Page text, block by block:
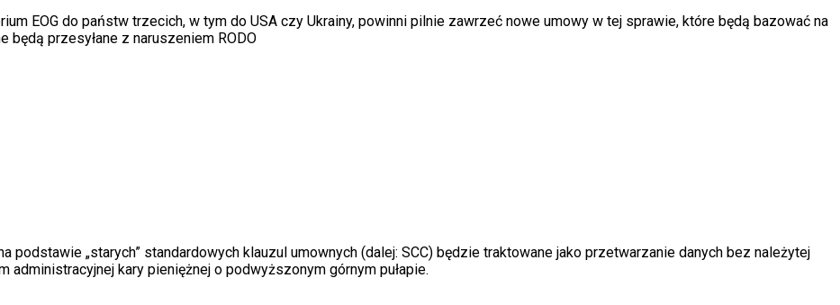
EOG do państw trzecich, w tym do USA czy Ukrainy, powinni pilnie zawrzeć nowe umowy w tej sprawie, które będą bazować na
będą przesyłane z naruszeniem RODO
podstawie „starych” standardowych klauzul umownych (dalej: SCC) będzie traktowane jako przetwarzanie danych bez należytej
administracyjnej kary pieniężnej o podwyższonym górnym pułapie.